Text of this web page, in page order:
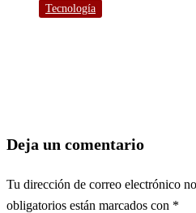
Tecnología
Deja un comentario
Tu dirección de correo electrónico
obligatorios están marcados con *